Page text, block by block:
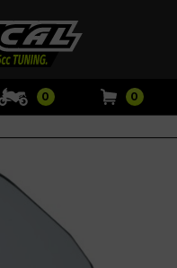
0 0